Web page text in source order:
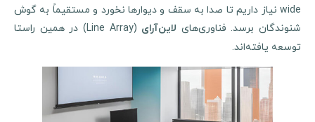
wide نیاز داریم تا صدا به سقف و دیوارها نخورد و مستقیماً به گوش
شنوندگان برسد. فناوری‌هایلاین‌آرای
(Line Array) در همین راستا
توسعه یافته‌اند.